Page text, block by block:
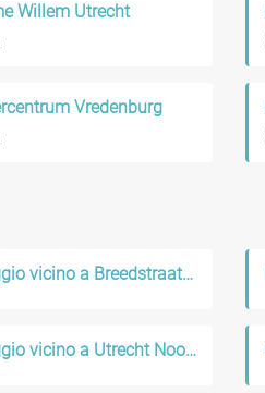
Willem Utrecht
Vredenburg
Parcheggio vicino a Breedstraatbuurt
Parcheggio vicino a Utrecht Noord-Oost